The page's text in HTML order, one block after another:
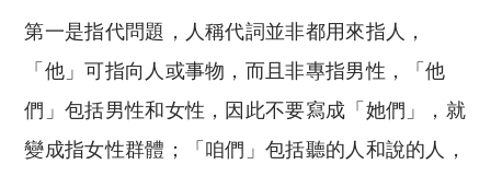
第一是指代問題，人稱代詞並非都用來指人，
「他」可指向人或事物，而且非專指男性，「他
們」包括男性和女性，因此不要寫成「她們」，就
變成指女性群體；「咱們」包括聽的人和說的人，